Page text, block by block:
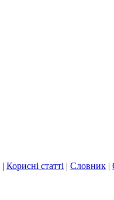
| Корисні статті | Словник |